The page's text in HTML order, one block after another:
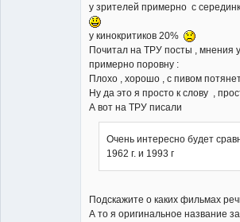
у зрителей примерно с
у кинокритиков 20%
Почитал на ТРУ посты , мнения
примерно поровну :
Плохо , хорошо , с пивом
Ну да это я просто к слову ,
А вот на ТРУ писали
Очень интересно будет
1962 г. и 1993 г
Подскажите о каких фильмах
А то я оригинальное название